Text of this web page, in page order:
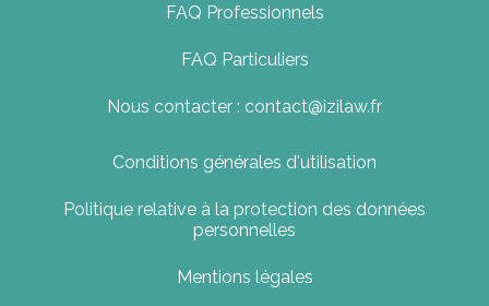
FAQ Professionnels
FAQ Particuliers
Nous contacter : contact@izilaw.fr
Conditions générales d'utilisation
Politique relative à la protection des données
personnelles
Mentions légales